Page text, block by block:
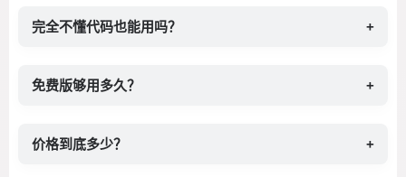
完全不懂代码也能用吗？ +
免费版够用多久？ +
价格到底多少？ +